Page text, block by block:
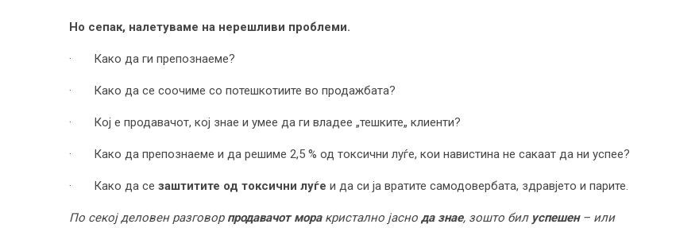
Но сепак, налетуваме на нерешливи проблеми.
· Како да ги препознаеме?
· Како да се соочиме со потешкотиите во продажбата?
· Кој е продавачот, кој знае и умее да ги владее „тешките„ клиенти?
· Како да препознаеме и да решиме 2,5 % од токсични луѓе, кои навистина не сакаат да ни успее?
· Како да се заштитите од токсични луѓе и да си ја вратите самодовербата, здравјето и парите.
По секој деловен разговор продавачот мора кристално јасно да знае, зошто бил успешен – или